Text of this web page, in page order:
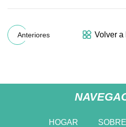
Anteriores Volver a
HOGAR